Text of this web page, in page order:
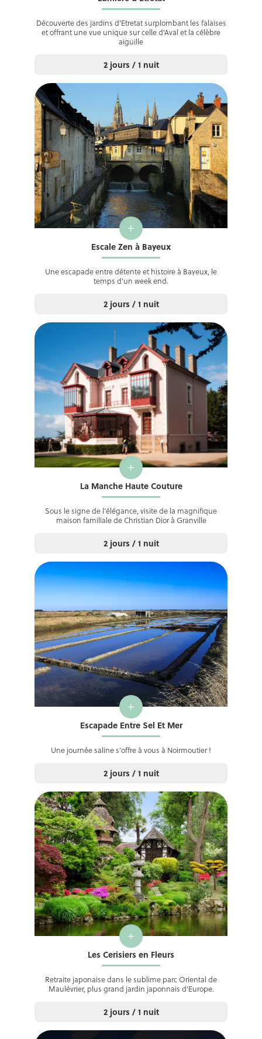
Découverte des jardins d’Etretat surplombant les falaises
et offrant une vue unique sur celle d’Aval et la célèbre
aiguille
2 jours / 1 nuit
+
Escale Zen à Bayeux
Une escapade entre détente et histoire à Bayeux, le
temps d’un week end.
2 jours / 1 nuit
+
La Manche Haute Couture
Sous le signe de l’élégance, visite de la magnifique
maison familiale de Christian Dior à Granville
2 jours / 1 nuit
+
Escapade Entre Sel Et Mer
Une journée saline s’offre à vous à Noirmoutier !
2 jours / 1 nuit
+
Les Cerisiers en Fleurs
Retraite japonaise dans le sublime parc Oriental de
Maulévrier, plus grand jardin japonnais d’Europe.
2 jours / 1 nuit